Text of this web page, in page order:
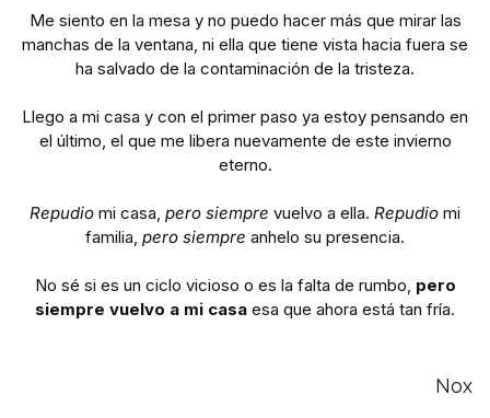
Me siento en la mesa y no puedo hacer más que mirar las
manchas de la ventana, ni ella que tiene vista hacia fuera se
ha salvado de la contaminación de la tristeza.
Llego a mi casa y con el primer paso ya estoy pensando en
el último, el que me libera nuevamente de este invierno
eterno.
Repudio mi casa, pero siempre vuelvo a ella. Repudio mi
familia, pero siempre anhelo su presencia.
No sé si es un ciclo vicioso o es la falta de rumbo, pero
siempre vuelvo a mi casa esa que ahora está tan fría.
Nox